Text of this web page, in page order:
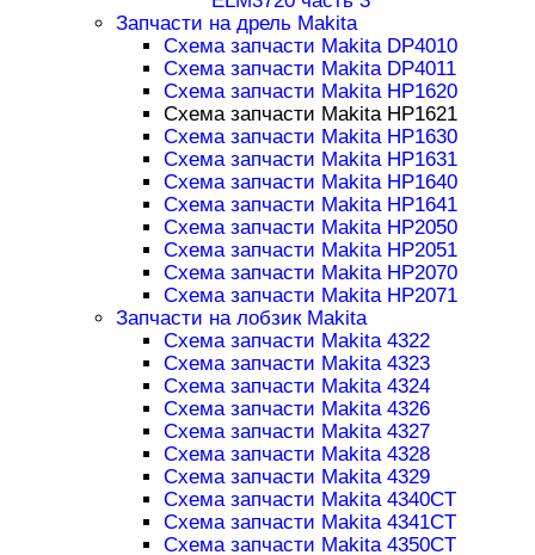
Запчасти на дрель Makita
Схема запчасти Makita DP4010
Схема запчасти Makita DP4011
Схема запчасти Makita HP1620
Схема запчасти Makita HP1621
Схема запчасти Makita HP1630
Схема запчасти Makita HP1631
Схема запчасти Makita HP1640
Схема запчасти Makita HP1641
Схема запчасти Makita HP2050
Схема запчасти Makita HP2051
Схема запчасти Makita HP2070
Схема запчасти Makita HP2071
Запчасти на лобзик Makita
Схема запчасти Makita 4322
Схема запчасти Makita 4323
Схема запчасти Makita 4324
Схема запчасти Makita 4326
Схема запчасти Makita 4327
Схема запчасти Makita 4328
Схема запчасти Makita 4329
Схема запчасти Makita 4340CT
Схема запчасти Makita 4341CT
Схема запчасти Makita 4350CT